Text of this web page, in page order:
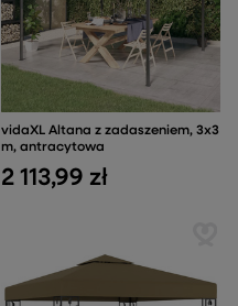
vidaXL Altana z zadaszeniem, 3x3
m, antracytowa
2 113,99 zł